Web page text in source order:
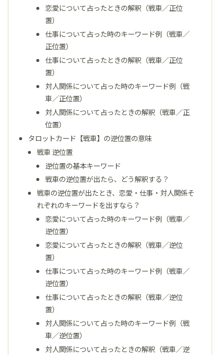
恋愛について占ったときの解釈（戦車／正位
置）
仕事について占った時のキーワード例（戦車／
正位置）
仕事について占ったときの解釈（戦車／正位
置）
対人関係について占った時のキーワード例（戦
車／正位置）
対人関係について占ったときの解釈（戦車／正
位置）
タロットカード【戦車】の逆位置の意味
戦車 逆位置
逆位置の基本キーワード
戦車の逆位置が出たら、どう解釈する？
戦車の逆位置が出たとき、恋愛・仕事・対人関係そ
れぞれのキーワードを出すなら？
恋愛について占った時のキーワード例（戦車／
逆位置）
恋愛について占ったときの解釈（戦車／逆位
置）
仕事について占った時のキーワード例（戦車／
逆位置）
仕事について占ったときの解釈（戦車／逆位
置）
対人関係について占った時のキーワード例（戦
車／逆位置）
対人関係について占ったときの解釈（戦車／逆